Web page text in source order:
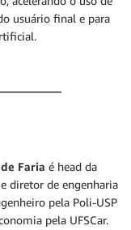
usuário final e para
Faria é head da
diretor de engenharia
pela Poli-USP
pela UFSCar.